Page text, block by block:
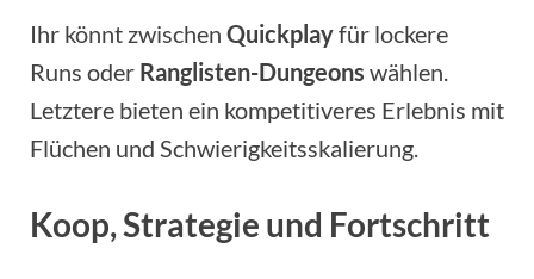
Ihr könnt zwischen Quickplayfür lockere
Runs oder Ranglisten-Dungeons wählen.
Letztere bieten ein kompetitiveres Erlebnis mit
Flüchen und Schwierigkeitsskalierung.
Koop, Strategie und Fortschritt